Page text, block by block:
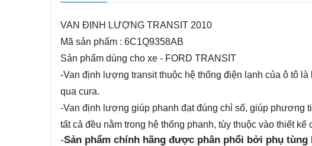
VAN ĐỊNH LƯỢNG TRANSIT 2010
Mã sản phẩm : 6C1Q9358AB
Sản phẩm dùng cho xe - FORD TRANSIT
-Van định lượng transit thuộc hệ thống điện lạnh của ô tô
qua cura.
-Van định lượng giúp phanh đạt đúng chỉ số, giúp phương
tất cả đều nằm trong hệ thống phanh, tùy thuộc vào thiết
-Sản phẩm chính hãng được phân phổi bởi phụ tùng